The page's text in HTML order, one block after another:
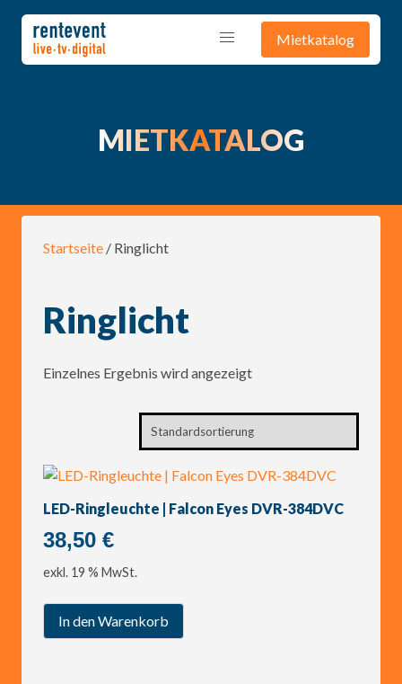
Mietkatalog
MIETKATALOG
Startseite / Ringlicht
Ringlicht
Einzelnes Ergebnis wird angezeigt
LED-Ringleuchte | Falcon Eyes DVR-384DVC
38,50 €
exkl. 19 % MwSt.
In den Warenkorb